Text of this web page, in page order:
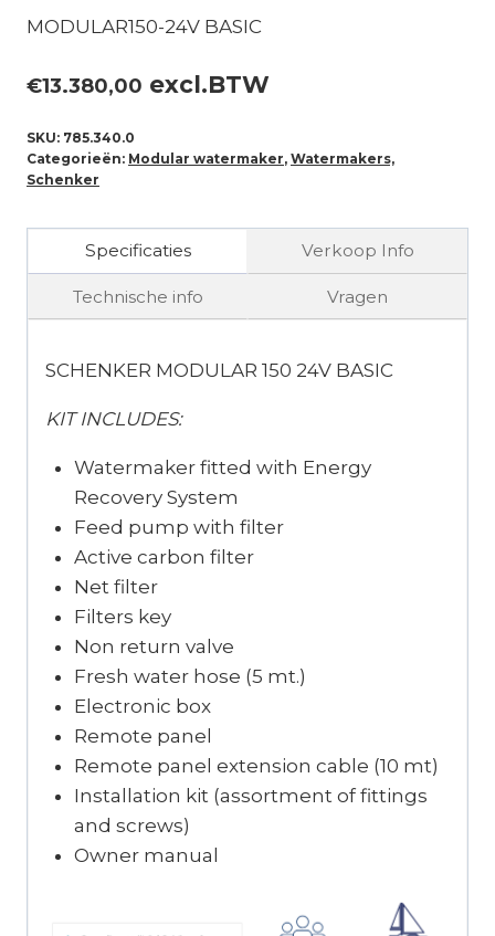
MODULAR150-24V BASIC
€13.380,00 excl.BTW
SKU: 785.340.0
Categorieën: Modular watermaker, Watermakers,
Schenker
Specificaties Verkoop Info
Technische info Vragen
SCHENKER MODULAR 150 24V BASIC
KIT INCLUDES:
Watermaker fitted with Energy
Recovery System
Feed pump with filter
Active carbon filter
Net filter
Filters key
Non return valve
Fresh water hose (5 mt.)
Electronic box
Remote panel
Remote panel extension cable (10 mt)
Installation kit (assortment of fittings
and screws)
Owner manual